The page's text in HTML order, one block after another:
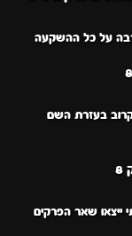
על כל ההשקעה
נעלה את פרקים 9-10 ביחד בקרוב בעזרת השם
ייצאו שאר הפרקים